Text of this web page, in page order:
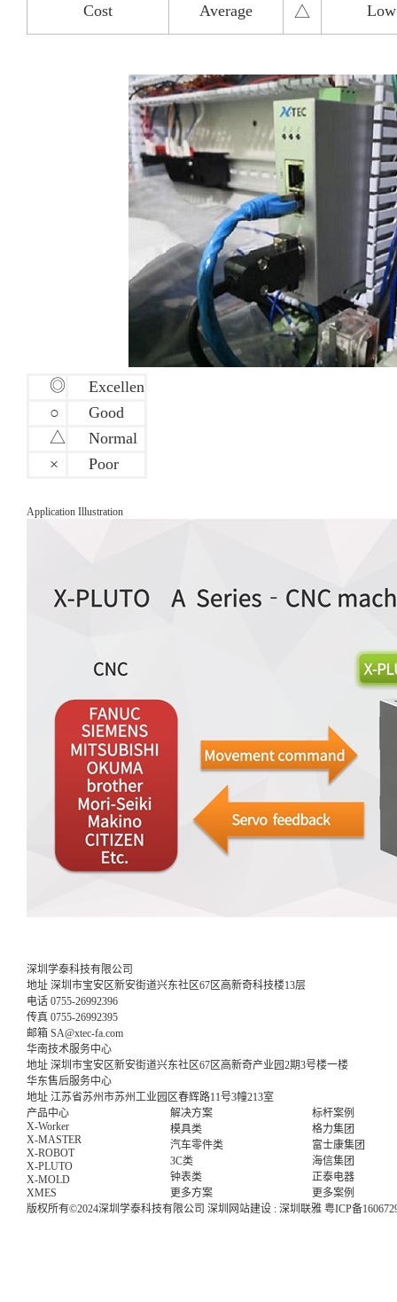
Cost Average △ Low
◎
Excellen
○
Good
△
Normal
×
Poor
Application Illustration
深圳学泰科技有限公司
地址 深圳市宝安区新安街道兴东社区67区高新奇科技楼13层
电话 0755-26992396
传真 0755-26992395
邮箱 SA@xtec-fa.com
华南技术服务中心
地址 深圳市宝安区新安街道兴东社区67区高新奇产业园2期3号楼一楼
华东售后服务中心
地址 江苏省苏州市苏州工业园区春辉路11号3幢213室
产品中心
X-Worker
X-MASTER
X-ROBOT
X-PLUTO
X-MOLD
XMES
解决方案
模具类
汽车零件类
3C类
钟表类
更多方案
标杆案例
格力集团
富士康集团
海信集团
正泰电器
更多案例
版权所有©2024深圳学泰科技有限公司 深圳网站建设 : 深圳联雅 粤ICP备